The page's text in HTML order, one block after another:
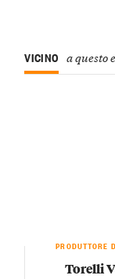
VICINO a questo
PRODUTTORE
Torelli